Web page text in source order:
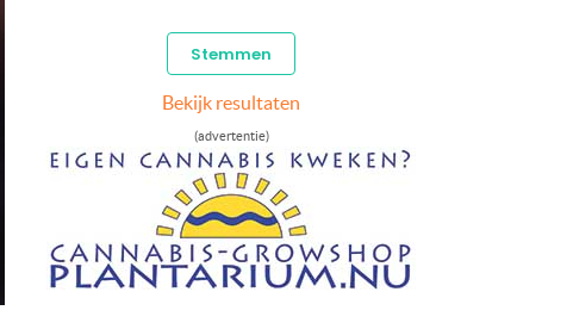
Bekijk resultaten
(advertentie)